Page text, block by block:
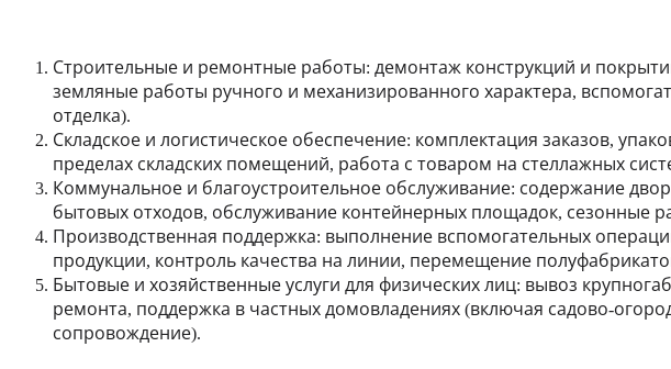
Строительные и ремонтные работы: демонтаж конструкций и
земляные работы ручного и механизированного характера,
отделка).
Складское и логистическое обеспечение: комплектация заказов,
пределах складских помещений, работа с товаром на стеллажных
Коммунальное и благоустроительное обслуживание: содержание
бытовых отходов, обслуживание контейнерных площадок, сезонные
Производственная поддержка: выполнение вспомогательных
продукции, контроль качества на линии, перемещение
Бытовые и хозяйственные услуги для физических лиц: вывоз
ремонта, поддержка в частных домовладениях (включая садово-
сопровождение).